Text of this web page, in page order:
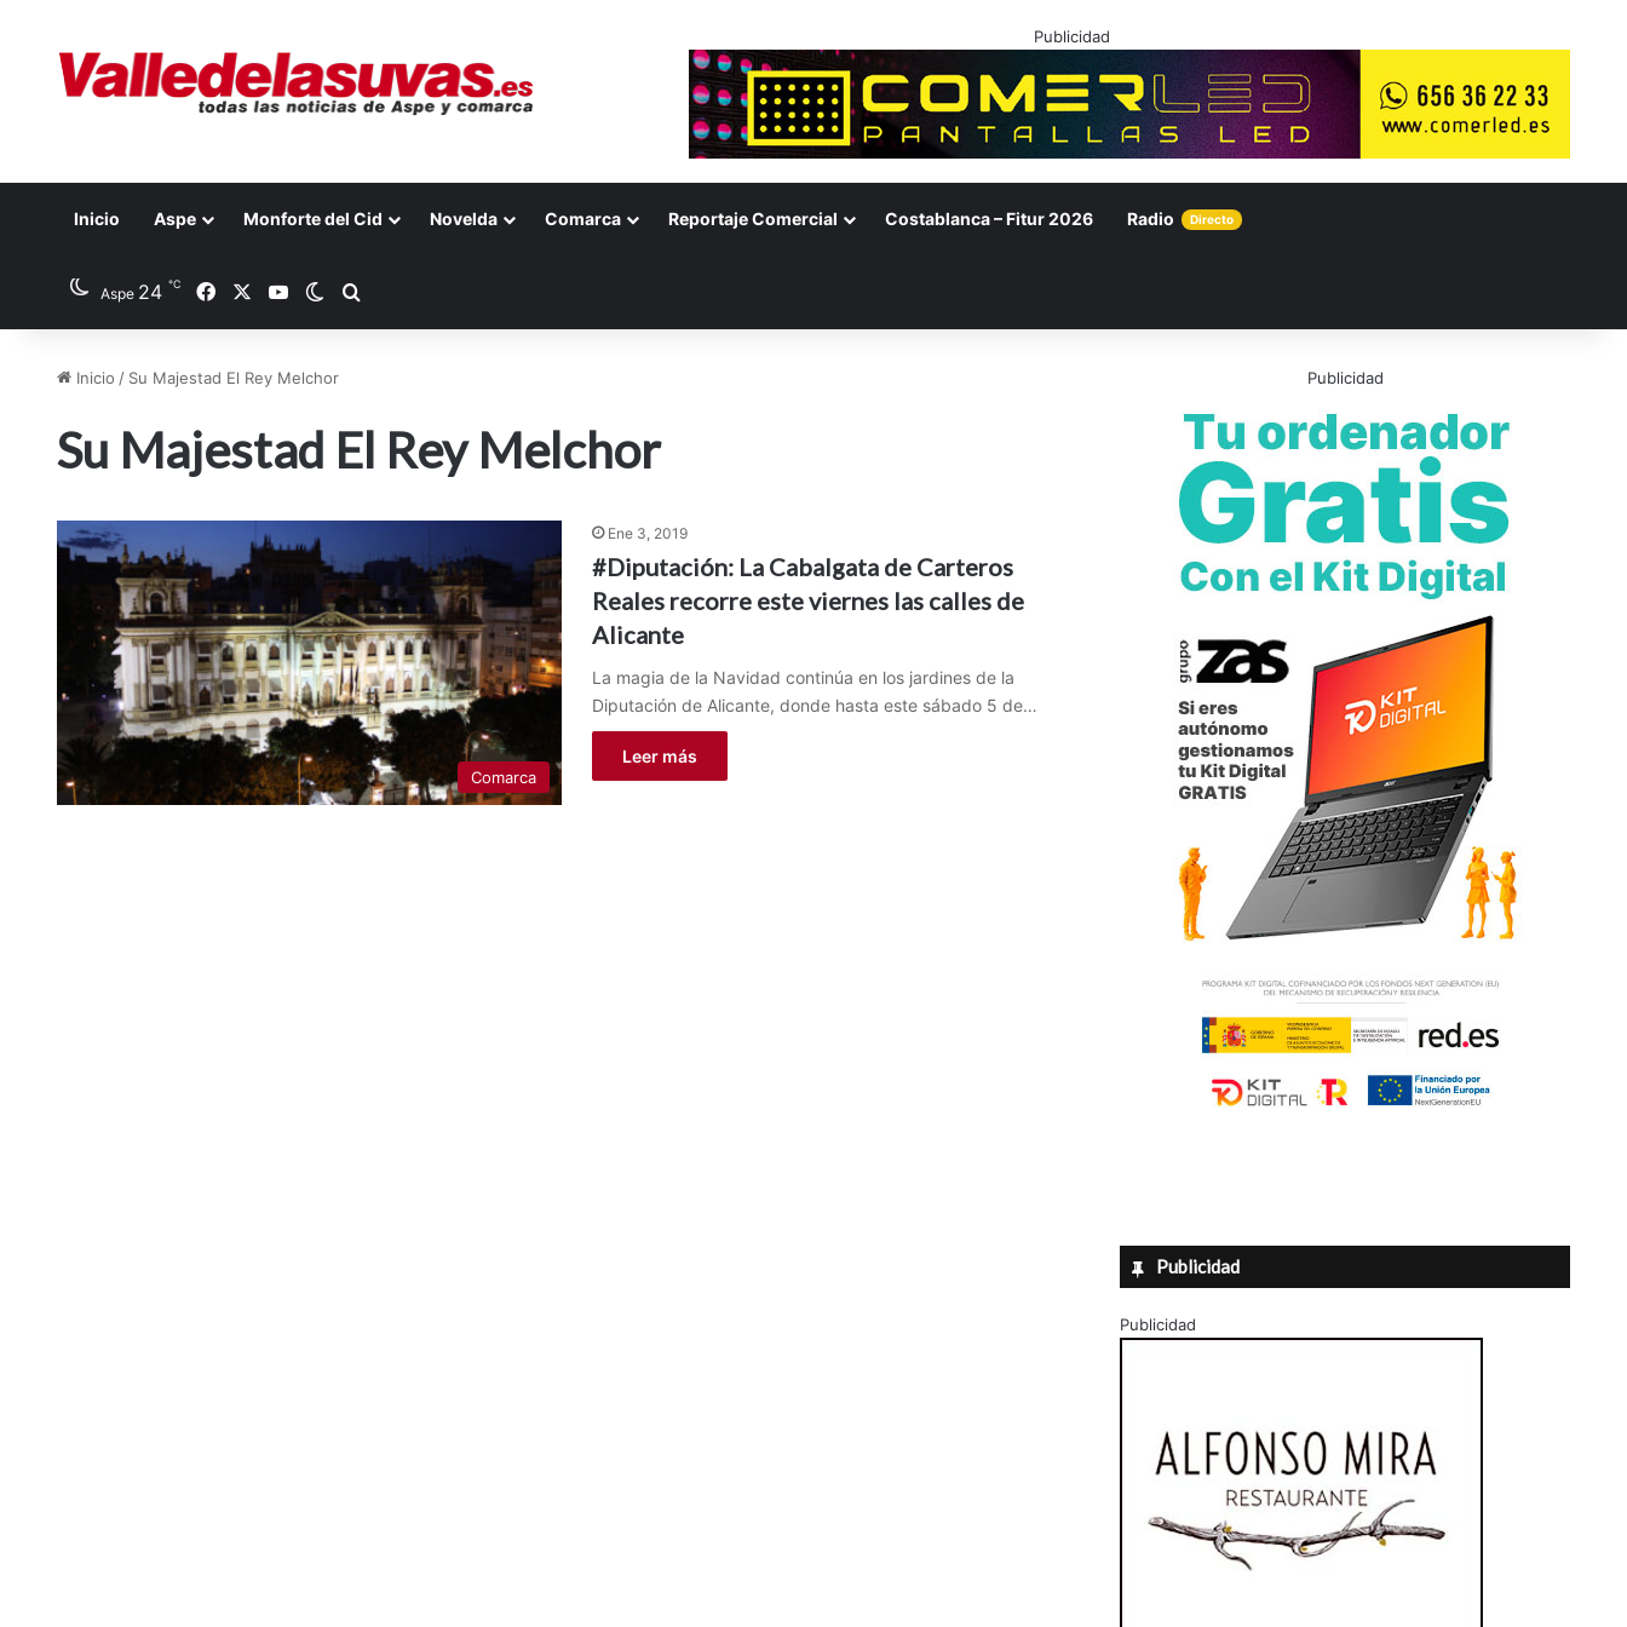
Publicidad
Inicio Aspe Monforte del Cid Novelda Comarca Reportaje Comercial Costablanca – Fitur 2026 Radio Directo
Aspe 24 ℃ FacebookYouTubeSwitch skin
Inicio / Su Majestad El Rey Melchor
Su Majestad El Rey Melchor
Comarca
Ene 3, 2019
#Diputación: La Cabalgata de Carteros
Reales recorre este viernes las calles de
Alicante
La magia de la Navidad continúa en los jardines de la
Diputación de Alicante, donde hasta este sábado 5 de…
Leer más
Publicidad
Publicidad
Publicidad